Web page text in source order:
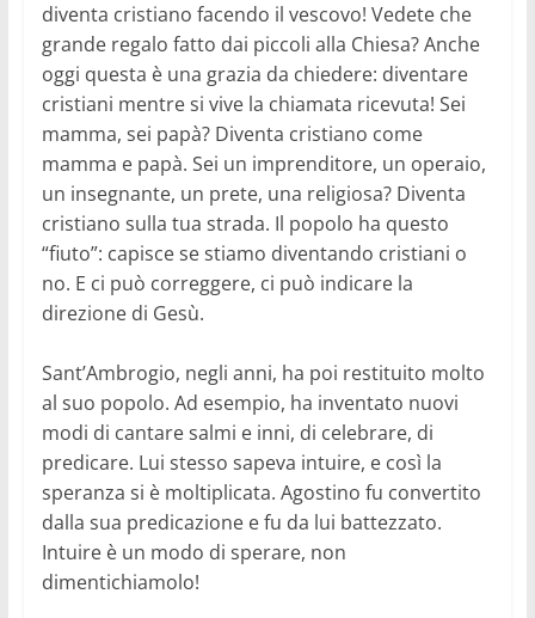
diventa cristiano facendo il vescovo! Vedete che
grande regalo fatto dai piccoli alla Chiesa? Anche
oggi questa è una grazia da chiedere: diventare
cristiani mentre si vive la chiamata ricevuta! Sei
mamma, sei papà? Diventa cristiano come
mamma e papà. Sei un imprenditore, un operaio,
un insegnante, un prete, una religiosa? Diventa
cristiano sulla tua strada. Il popolo ha questo
“fiuto”: capisce se stiamo diventando cristiani o
no. E ci può correggere, ci può indicare la
direzione di Gesù.
Sant’Ambrogio, negli anni, ha poi restituito molto
al suo popolo. Ad esempio, ha inventato nuovi
modi di cantare salmi e inni, di celebrare, di
predicare. Lui stesso sapeva intuire, e così la
speranza si è moltiplicata. Agostino fu convertito
dalla sua predicazione e fu da lui battezzato.
Intuire è un modo di sperare, non
dimentichiamolo!